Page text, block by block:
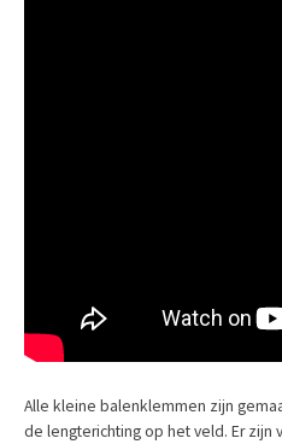
Alle kleine balenklemmen zijn
de lengterichting op het veld. Er zijn